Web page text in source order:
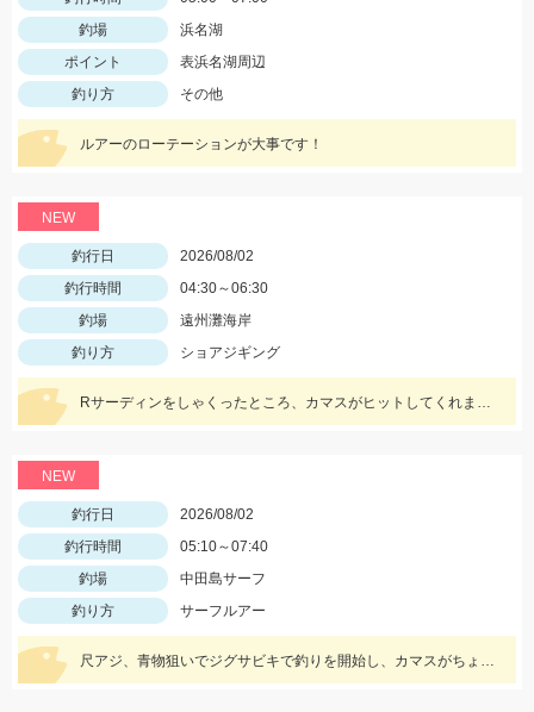
釣場
浜名湖
ポイント
表浜名湖周辺
釣り方
その他
ルアーのローテーションが大事です！
NEW
釣行日
2026/08/02
釣行時間
04:30～06:30
釣場
遠州灘海岸
釣り方
ショアジギング
Rサーディンをしゃくったところ、カマスがヒットしてくれました。魚に感謝です。 新色のマイスターブルーカラーで釣れ嬉しい1匹です。
NEW
釣行日
2026/08/02
釣行時間
05:10～07:40
釣場
中田島サーフ
釣り方
サーフルアー
尺アジ、青物狙いでジグサビキで釣りを開始し、カマスがちょこちょこ釣れるものの、狙いの魚は釣れず…。そこで先週、スズキ、イシモチを釣ることができたモッチーリグをセット！スパテラを使ってシャクりながら誘っていると、ゴンっと強い当たりがあり、なかなか歯ごたえのある引きを楽しみながら慎重に引き上げると、正体はマゴチでした。人生初マゴチの喜びと、モッチーリグで釣れたことの驚きでとても充実した釣行でした。絡まないし、ちゃんと釣れるし、モッチーリグに心から感謝しています( ´ ▽ ` )ﾉ